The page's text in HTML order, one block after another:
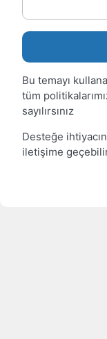
Bu temayı
tüm
sayılırsınız
Desteğe
iletişime